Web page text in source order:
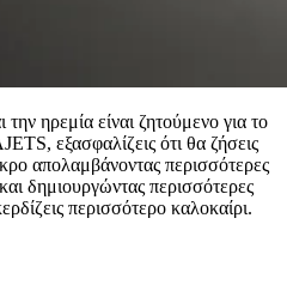
ηρεμία είναι ζητούμενο για το
εξασφαλίζεις ότι θα ζήσεις
απολαμβάνοντας περισσότερες
δημιουργώντας περισσότερες
περισσότερο καλοκαίρι.